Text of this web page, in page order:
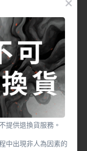
17:00
機553
提供退換貨服務。
中出現非人為因素的